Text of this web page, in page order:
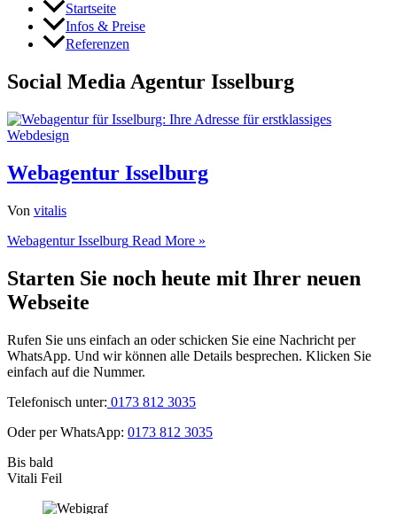
Startseite
Infos & Preise
Referenzen
Social Media Agentur Isselburg
Webagentur Isselburg
Von vitalis
Webagentur Isselburg Read More »
Starten Sie noch heute mit Ihrer neuen
Webseite
Rufen Sie uns einfach an oder schicken Sie eine Nachricht per
WhatsApp. Und wir können alle Details besprechen. Klicken Sie
einfach auf die Nummer.
Telefonisch unter: 0173 812 3035
Oder per WhatsApp: 0173 812 3035
Bis bald
Vitali Feil